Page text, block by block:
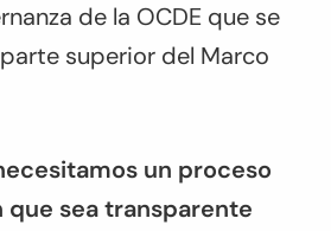
de la OCDE que se
superior del Marco
un proceso
que sea transparente